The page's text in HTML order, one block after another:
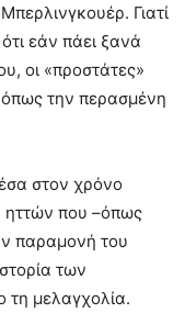
Γιατί
εάν πάει ξανά
οι «προστάτες»
την περασμένη
στον χρόνο
ηττών που –όπως
παραμονή του
των
μελαγχολία.